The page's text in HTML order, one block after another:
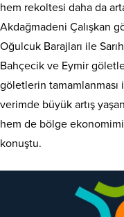
hem rekoltesi daha da
Akdağmadeni Çalışkan
Oğulcuk Barajları ile
Bahçecik ve Eymir
göletlerin
verimde büyük artış
hem de bölge
konuştu.